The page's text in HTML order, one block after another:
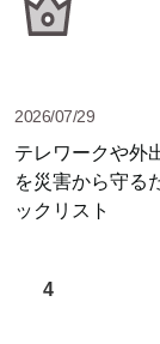
2026/07/29
テレワークや外
を災害から守る
ックリスト
4